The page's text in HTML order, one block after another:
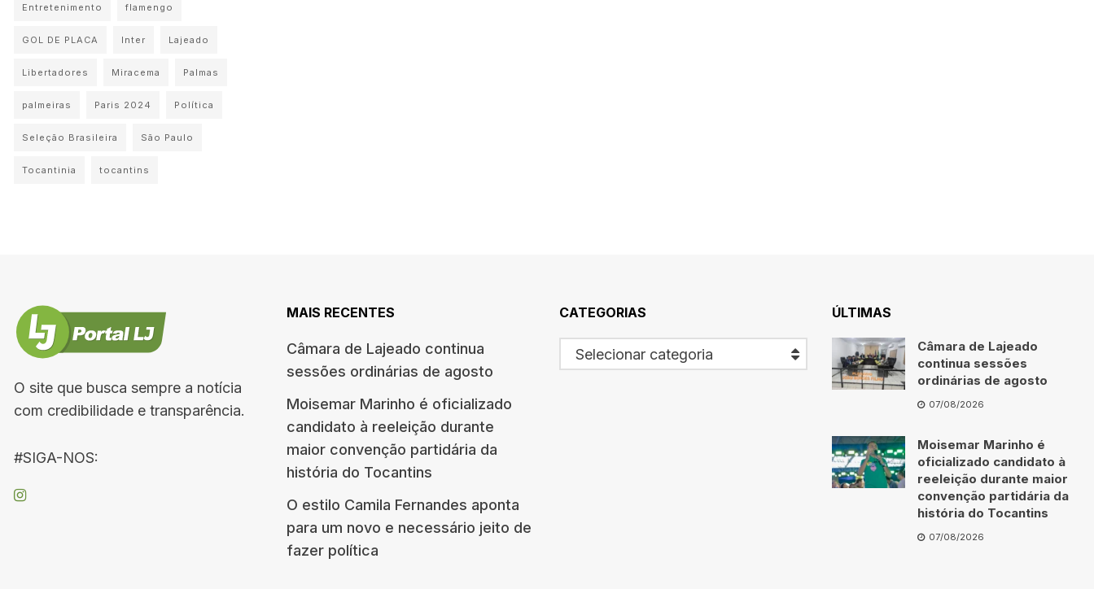
Entretenimento flamengo
GOL DE PLACA Inter Lajeado
Libertadores Miracema Palmas
palmeiras Paris 2024 Política
Seleção Brasileira São Paulo
Tocantinia tocantins
O site que busca sempre a notícia
com credibilidade e transparência.
#SIGA-NOS:
MAIS RECENTES
Câmara de Lajeado continua
sessões ordinárias de agosto
Moisemar Marinho é oficializado
candidato à reeleição durante
maior convenção partidária da
história do Tocantins
O estilo Camila Fernandes aponta
para um novo e necessário jeito de
fazer política
CATEGORIAS
Selecionar categoria
ÚLTIMAS
Câmara de Lajeado
continua sessões
ordinárias de agosto
07/08/2026
Moisemar Marinho é
oficializado candidato à
reeleição durante maior
convenção partidária da
história do Tocantins
07/08/2026